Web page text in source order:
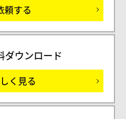
サ
頼する
ダウンロード
く見る